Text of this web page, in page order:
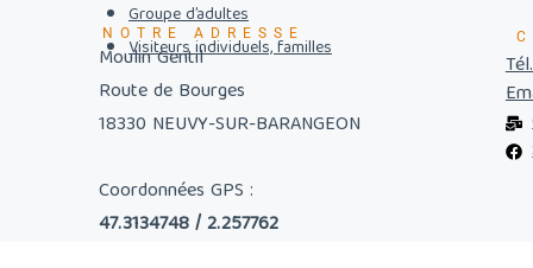
Groupe d’adultes
Visiteurs individuels, familles
NOTRE ADRESSE
Moulin Gentil
Route de Bourges
18330 NEUVY-SUR-BARANGEON
Coordonnées GPS :
47.3134748 / 2.257762